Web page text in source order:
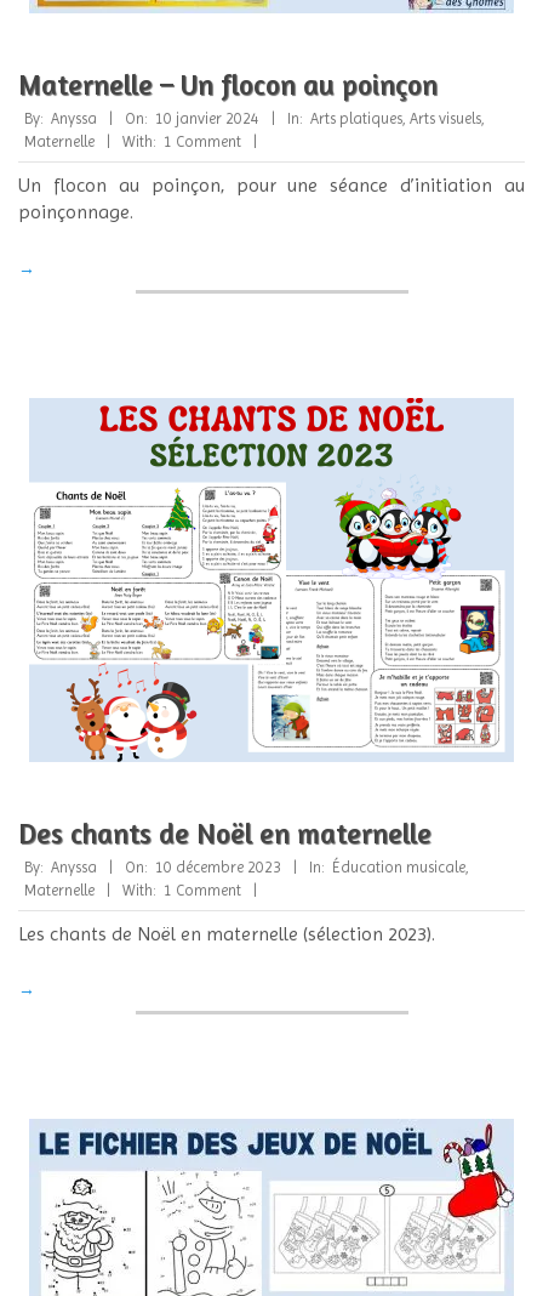
Maternelle – Un flocon au poinçon
2024-
01-
10
By: Anyssa On: 10 janvier 2024 In: Arts platiques, Arts visuels,
Maternelle
With: 1 Comment
Un flocon au poinçon, pour une séance d’initiation au
poinçonnage.
→
Des chants de Noël en maternelle
2023-
12-
10
By: Anyssa On: 10 décembre 2023 In: Éducation musicale
Maternelle
With: 1 Comment
Les chants de Noël en maternelle (sélection 2023).
→